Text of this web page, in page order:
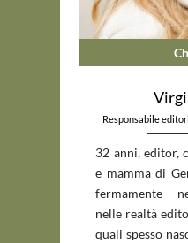
Responsabile
32 anni, editor,
e mamma di
fermamente
nelle realtà
quali spesso